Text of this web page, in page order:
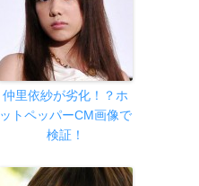
仲里依紗が劣化！？ホ
ットペッパーCM画像で
検証！